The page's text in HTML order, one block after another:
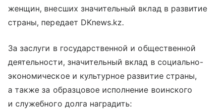
женщин, внесших значительный вклад в развитие
страны, передает DKnews.kz.
За заслуги в государственной и общественной
деятельности, значительный вклад в социально-
экономическое и культурное развитие страны,
а также за образцовое исполнение воинского
и служебного долга наградить: